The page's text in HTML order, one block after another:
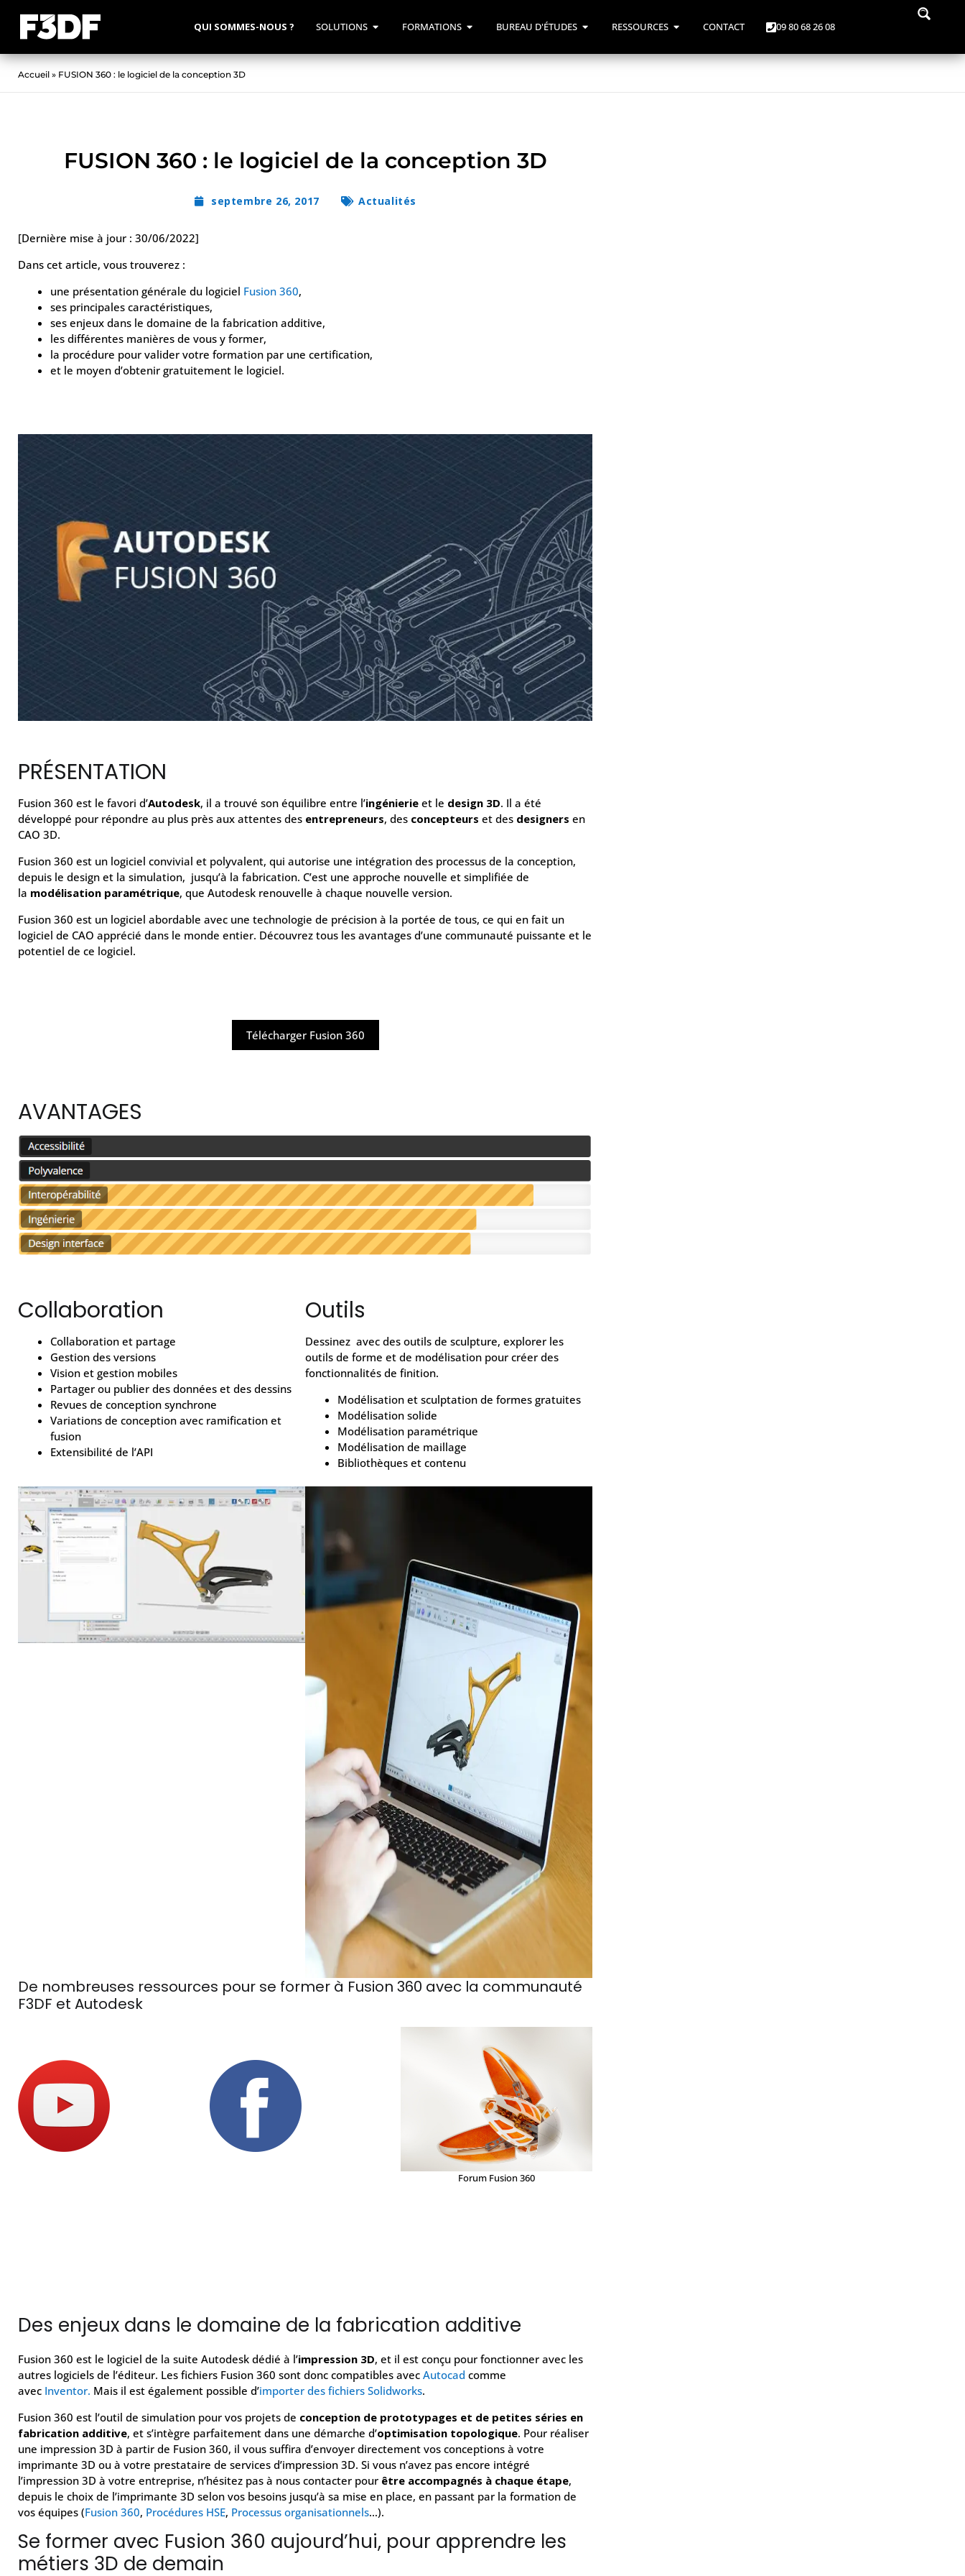
QUI SOMMES-NOUS ? SOLUTIONS FORMATIONS BUREAU D'ÉTUDES RESSOURCES CONTACT 09 80 68 26 08
Accueil » FUSION 360 : le logiciel de la conception 3D
FUSION 360 : le logiciel de la conception 3D
septembre 26, 2017 Actualités
[Dernière mise à jour : 30/06/2022]
Dans cet article, vous trouverez :
une présentation générale du logiciel Fusion 360,
ses principales caractéristiques,
ses enjeux dans le domaine de la fabrication additive,
les différentes manières de vous y former,
la procédure pour valider votre formation par une certification,
et le moyen d’obtenir gratuitement le logiciel.
PRÉSENTATION
Fusion 360 est le favori d’Autodesk, il a trouvé son équilibre entre l’ingénierie et le design 3D. Il a été
développé pour répondre au plus près aux attentes des entrepreneurs, des concepteurs et des designers en
CAO 3D.
Fusion 360 est un logiciel convivial et polyvalent, qui autorise une intégration des processus de la conception,
depuis le design et la simulation, jusqu’à la fabrication. C’est une approche nouvelle et simplifiée de
la modélisation paramétrique, que Autodesk renouvelle à chaque nouvelle version.
Fusion 360 est un logiciel abordable avec une technologie de précision à la portée de tous, ce qui en fait un
logiciel de CAO apprécié dans le monde entier. Découvrez tous les avantages d’une communauté puissante et le
potentiel de ce logiciel.
Télécharger Fusion 360
AVANTAGES
Collaboration
Collaboration et partage
Gestion des versions
Vision et gestion mobiles
Partager ou publier des données et des dessins
Revues de conception synchrone
Variations de conception avec ramification et
fusion
Extensibilité de l’API
Outils
Dessinez avec des outils de sculpture, explorer les
outils de forme et de modélisation pour créer des
fonctionnalités de finition.
Modélisation et sculptation de formes gratuites
Modélisation solide
Modélisation paramétrique
Modélisation de maillage
Bibliothèques et contenu
De nombreuses ressources pour se former à Fusion 360 avec la communauté
F3DF et Autodesk
Forum Fusion 360
Des enjeux dans le domaine de la fabrication additive
Fusion 360 est le logiciel de la suite Autodesk dédié à l’impression 3D, et il est conçu pour fonctionner avec les
autres logiciels de l’éditeur. Les fichiers Fusion 360 sont donc compatibles avec Autocad comme
avec Inventor. Mais il est également possible d’importer des fichiers Solidworks.
Fusion 360 est l’outil de simulation pour vos projets de conception de prototypages et de petites séries en
fabrication additive, et s’intègre parfaitement dans une démarche d’optimisation topologique. Pour réaliser
une impression 3D à partir de Fusion 360, il vous suffira d’envoyer directement vos conceptions à votre
imprimante 3D ou à votre prestataire de services d’impression 3D. Si vous n’avez pas encore intégré
l’impression 3D à votre entreprise, n’hésitez pas à nous contacter pour être accompagnés à chaque étape,
depuis le choix de l’imprimante 3D selon vos besoins jusqu’à sa mise en place, en passant par la formation de
vos équipes (Fusion 360, Procédures HSE, Processus organisationnels…).
Se former avec Fusion 360 aujourd’hui, pour apprendre les
métiers 3D de demain